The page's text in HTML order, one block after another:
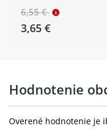
6,55 €
3,65 €
Hodnotenie
Overené hodnotenie je